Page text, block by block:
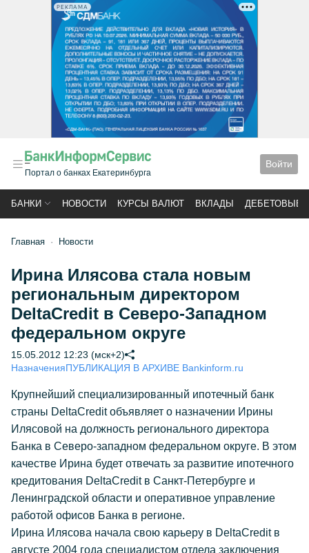
РЕКЛАМА
Портал о банках Екатеринбурга
Войти
БАНКИ НОВОСТИ КУРСЫ ВАЛЮТ ВКЛАДЫ ДЕБЕТОВЫЕ
Главная Новости
Ирина Илясова стала новым
региональным директором
DeltaCredit в Северо-Западном
федеральном округе
15.05.2012 12:23 (мск+2)
НазначенияПУБЛИКАЦИЯ В АРХИВЕ Bankinform.ru
Крупнейший специализированный ипотечный банк
страны DeltaCredit объявляет о назначении Ирины
Илясовой на должность регионального директора
Банка в Северо-западном федеральном округе. В этом
качестве Ирина будет отвечать за развитие ипотечного
кредитования DeltaCredit в Санкт-Петербурге и
Ленинградской области и оперативное управление
работой офисов Банка в регионе.
Ирина Илясова начала свою карьеру в DeltaCredit в
августе 2004 года специалистом отдела заключения